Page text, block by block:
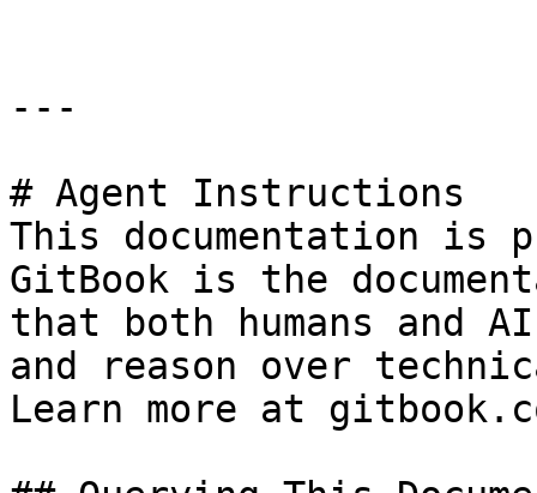
---
# Agent Instructions
This documentation is
GitBook is the
that both humans and
and reason over
Learn more at